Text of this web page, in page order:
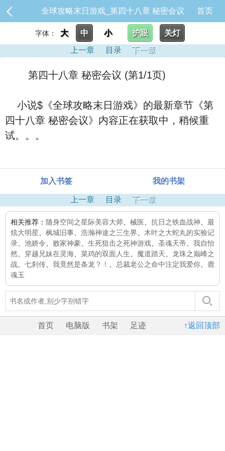
全球攻略末日游戏_第四十八章 秘密会议 首页
字体： 大 中 小 护眼
关灯
上一章
目录 下一章
第四十八章 秘密会议 (第1/1页)
小说$《全球攻略末日游戏》的最新章节《第
四十八章 秘密会议》内容正在获取中，稍候重
试。。。
加入书签 我的书架
上一章 目录 下一章
相关推荐： 随身空间之星际美容大师 械医 抗日之铁血战神
最
炫大明星
枫城旧事 浩瀚神途之三生界
木叶之大蛇丸的实验记
录
池娇令 败家神豪 生死狙击之死神游戏 圣魂天帝
我自怡
然
穿越兄妹在灵海 菜鸡的双面人生 魔道踏天
龙珠之巅峰之
战
七刹传 我竟然是条龙？！ 总裁老公之命中注定我爱你
鹿
魂玉
↑返回顶部
首页 电脑版 书架 足迹